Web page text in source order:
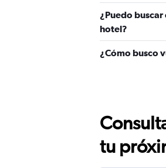
¿Puedo
hotel?
¿Cómo busco
tu